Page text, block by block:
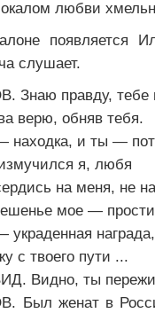
любви
появляется
слушает.
Знаю правду, тебе
верю, обняв тебя.
находка, и ты —
я, любя
на меня, не
мое —
украденная награда,
с твоего пути ...
Видно, ты
Был женат в